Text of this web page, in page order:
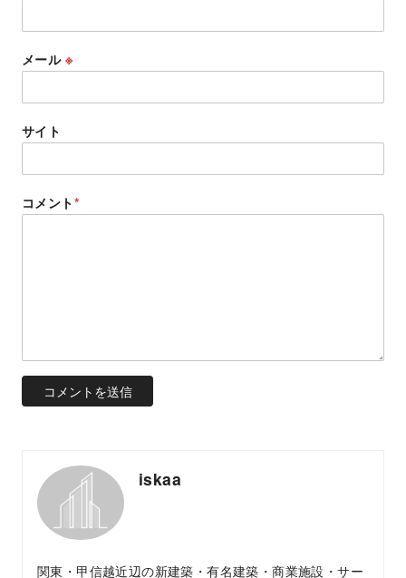
メール ※
サイト
コメント*
iskaa
関東・甲信越近辺の新建築・有名建築・商業施設・サー